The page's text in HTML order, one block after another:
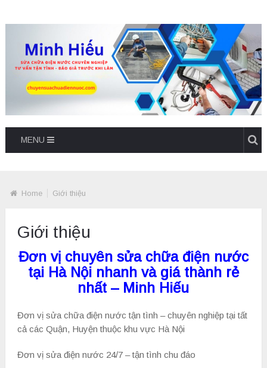
MENU
Home Giới thiệu
Giới thiệu
Đơn vị chuyên sửa chữa điện nước
tại Hà Nội nhanh và giá thành rẻ
nhất – Minh Hiếu
Đơn vị sửa chữa điện nước tận tình – chuyên nghiệp tại tất
cả các Quận, Huyện thuộc khu vực Hà Nội
Đơn vị sửa điện nước 24/7 – tận tình chu đáo